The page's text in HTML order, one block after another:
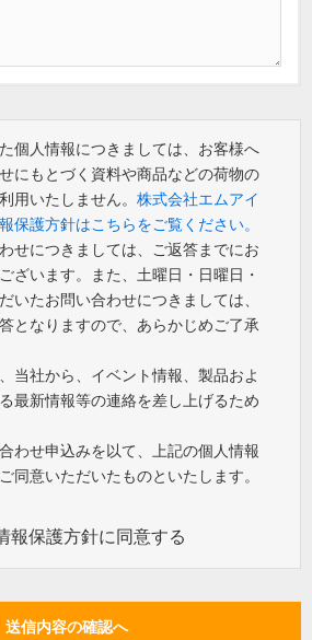
個人情報につきましては、お客様へ
にもとづく資料や商品などの荷物の
用いたしません。 株式会社エムアイ
保護方針はこちらをご覧ください。
せにつきましては、ご返答までにお
ざいます。また、土曜日・日曜日・
いたお問い合わせにつきましては、
となりますので、あらかじめご了承
当社から、イベント情報、製品およ
最新情報等の連絡を差し上げるため
わせ申込みを以て、上記の個人情報
同意いただいたものといたします。
報保護方針に同意する